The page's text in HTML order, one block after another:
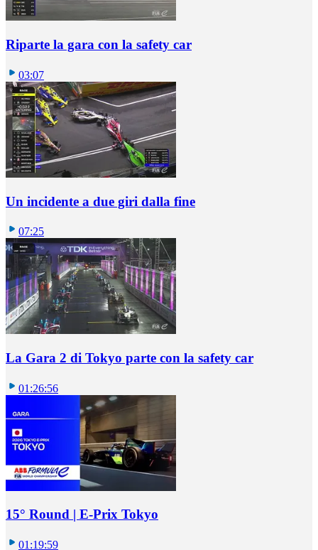
Riparte la gara con la safety car
03:07
Un incidente a due giri dalla fine
07:25
La Gara 2 di Tokyo parte con la safety car
01:26:56
15° Round | E-Prix Tokyo
01:19:59